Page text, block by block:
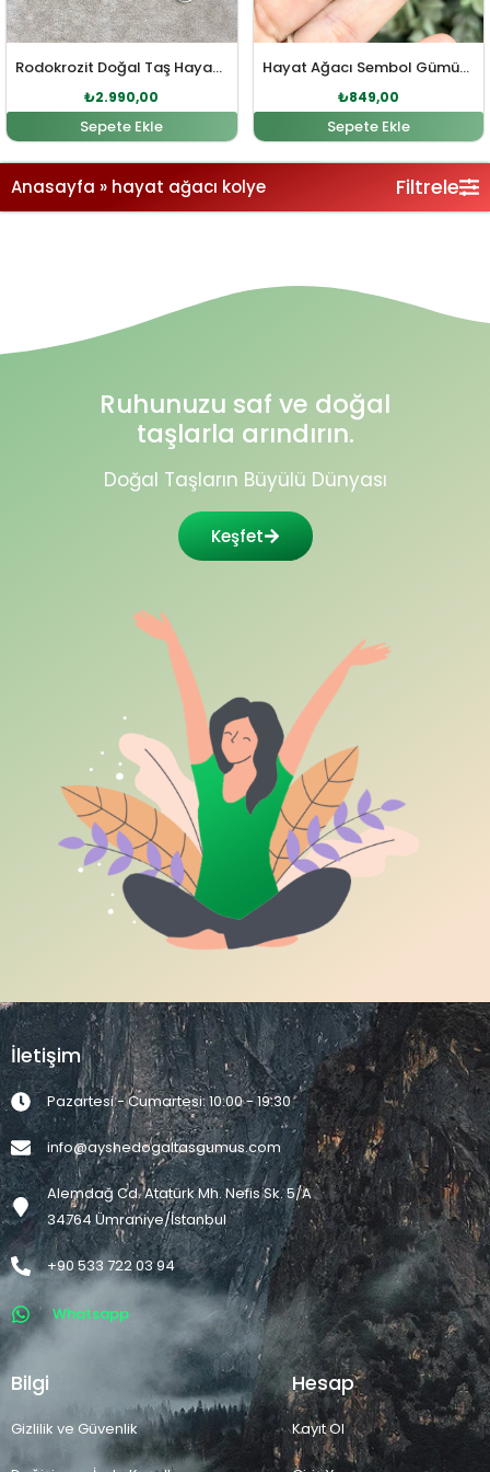
Rodokrozit Doğal Taş Hayat Ağacı Sembol Gümüş Kolye
₺2.990,00
Sepete Ekle
Hayat Ağacı Sembol Gümüş Kolye Ucu
₺849,00
Sepete Ekle
Anasayfa » hayat ağacı kolye Filtrele
Ruhunuzu saf ve doğal
taşlarla arındırın.
Doğal Taşların Büyülü Dünyası
Keşfet
İletişim
Pazartesi - Cumartesi: 10:00 - 19:30
info@ayshedogaltasgumus.com
Alemdağ Cd. Atatürk Mh. Nefis Sk. 5/A
34764 Ümraniye/İstanbul
+90 533 722 03 94
Whatsapp
Bilgi
Gizlilik ve Güvenlik
Hesap
Kayıt Ol